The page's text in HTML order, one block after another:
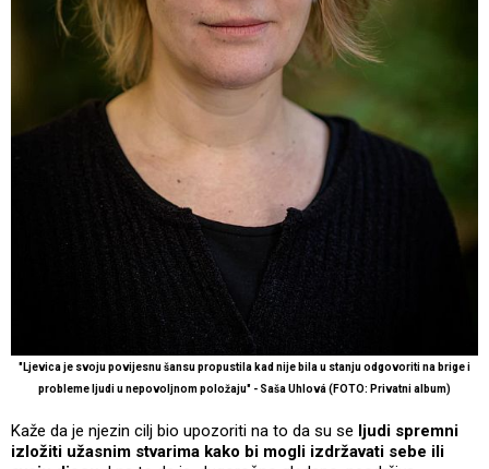
"Ljevica je svoju povijesnu šansu propustila kad nije bila u stanju odgovoriti na brige i
probleme ljudi u nepovoljnom položaju" - Saša Uhlová (FOTO: Privatni album)
Kaže da je njezin cilj bio upozoriti na to da su se ljudi spremni
izložiti užasnim stvarima kako bi mogli izdržavati sebe ili